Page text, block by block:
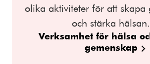
olika aktiviteter för att skapa
och stärka hälsan.
Verksamhet för hälsa
gemenskap